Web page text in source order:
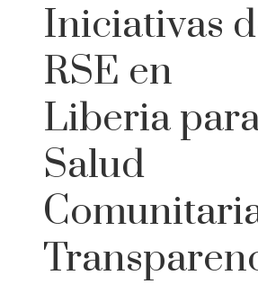
Iniciativas
RSE en
Liberia
Salud